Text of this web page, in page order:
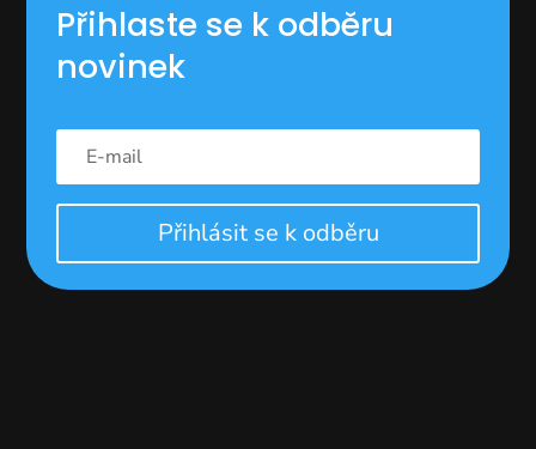
Přihlaste se k odběru
novinek
Přihlásit se k odběru